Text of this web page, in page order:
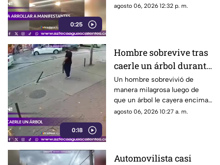
0:25
que un trailero presuntamente
agosto 06, 2026 12:32 p. m.
0:18
Hombre sobrevive tras
caerle un árbol durante
tormenta
Un hombre sobrevivió de
manera milagrosa luego de
que un árbol le cayera encima
durante una fuerte tormenta
agosto 06, 2026 10:27 a. m.
Automovilista casi